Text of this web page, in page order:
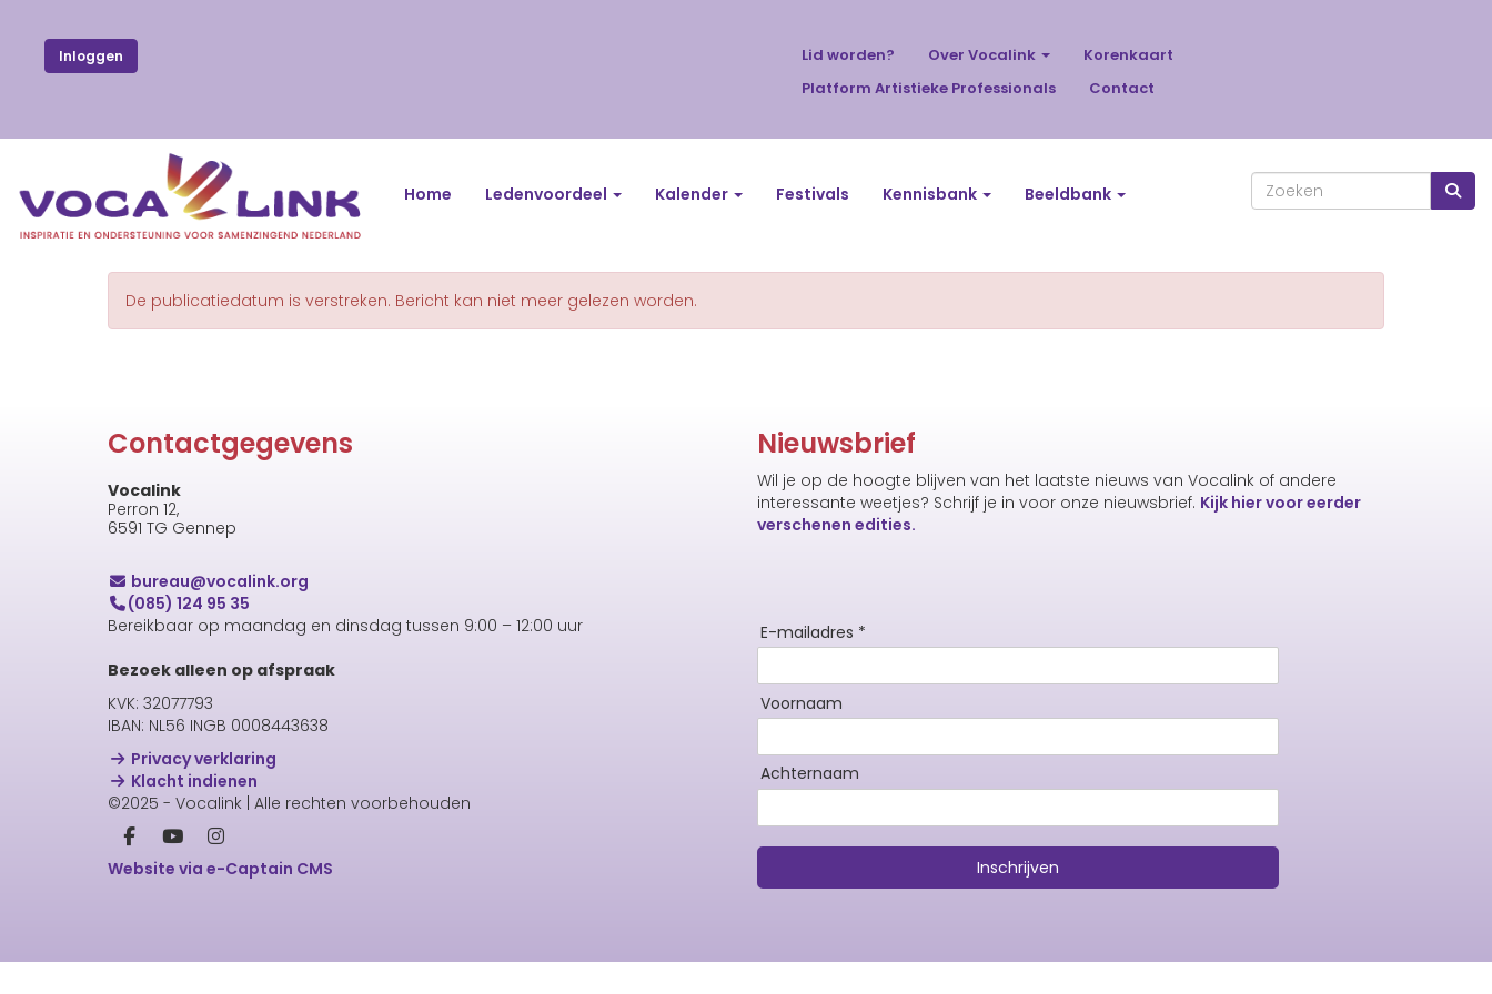
Inloggen Lid worden? Over Vocalink
Korenkaart
Platform Artistieke Professionals
Contact
Home Ledenvoordeel Kalender Festivals Kennisbank Beeldbank
De publicatiedatum is verstreken. Bericht kan niet meer gelezen worden.
Contactgegevens
Vocalink
Perron 12,
6591 TG Gennep
uaerub@vocalink.org
(085) 124 95 35
Bereikbaar op maandag en dinsdag tussen 9:00 – 12:00 uur
Bezoek alleen op afspraak
KVK: 32077793
IBAN: NL56 INGB 0008443638
Privacy verklaring
Klacht indienen
©2025 - Vocalink | Alle rechten voorbehouden
Website via e-Captain CMS
Nieuwsbrief
Wil je op de hoogte blijven van het laatste nieuws van Vocalink of andere
interessante weetjes? Schrijf je in voor onze nieuwsbrief. Kijk hier voor eerder
verschenen edities.
E-mailadres *
Voornaam
Achternaam
Inschrijven